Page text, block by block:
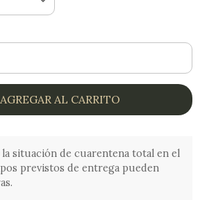
AGREGAR AL CARRITO
la situación de cuarentena total en el
previstos de entrega pueden